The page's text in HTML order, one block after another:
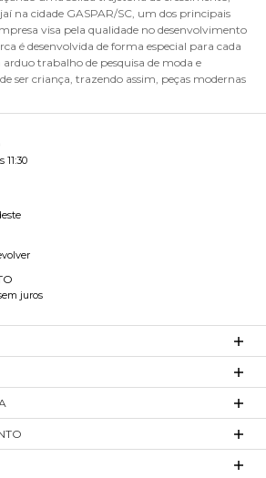
na cidade GASPAR/SC, um dos principais
visa pela qualidade no desenvolvimento
é desenvolvida de forma especial para cada
arduo trabalho de pesquisa de moda e
ser criança, trazendo assim, peças modernas
11:30
juros